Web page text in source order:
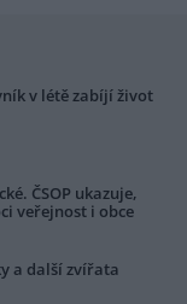
v létě zabíjí život
ČSOP ukazuje,
veřejnost i obce
a další zvířata